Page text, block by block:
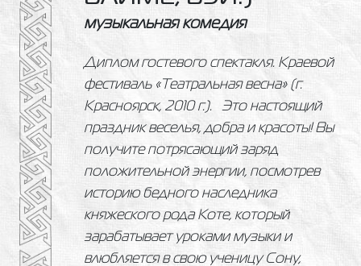
музыкальная комедия
Диплом гостевого спектакля. Краевой
фестиваль «Театральная весна» (г.
Красноярск, 2010 г.). Это настоящий
праздник веселья, добра и красоты! Вы
получите потрясающий заряд
положительной энергии, посмотрев
историю бедного наследника
княжеского рода Коте, который
зарабатывает уроками музыки и
влюбляется в свою ученицу Сону,